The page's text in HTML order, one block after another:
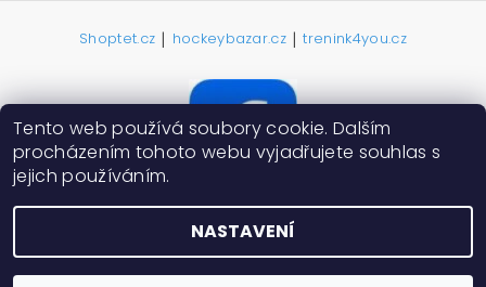
Shoptet.cz | hockeybazar.cz | trenink4you.cz
2026 ©ProHokejky.cz, všechna práva vyhrazena
Tento web používá soubory cookie. Dalším
procházením tohoto webu vyjadřujete souhlas s
jejich používáním.
NASTAVENÍ